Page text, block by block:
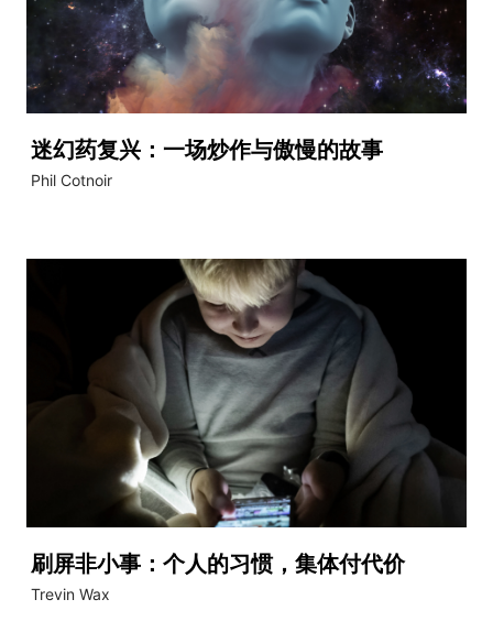
迷幻药复兴：一场炒作与傲慢的故事
Phil Cotnoir
刷屏非小事：个人的习惯，集体付代价
Trevin Wax